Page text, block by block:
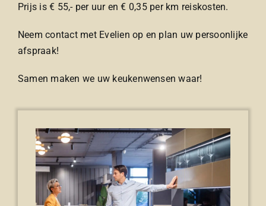
Prijs is € 55,- per uur en € 0,35 per km reiskosten.
Neem contact met Evelien op en plan uw persoonlijke
afspraak!
Samen maken we uw keukenwensen waar!